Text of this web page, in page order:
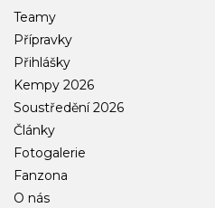
Teamy
Přípravky
Přihlášky
Kempy 2026
Soustředění 2026
Články
Fotogalerie
Fanzona
O nás